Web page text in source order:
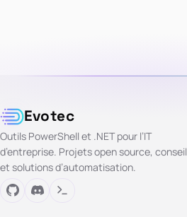
Evotec
Outils PowerShell et .NET pour l’IT
d’entreprise. Projets open source, conseil
et solutions d’automatisation.